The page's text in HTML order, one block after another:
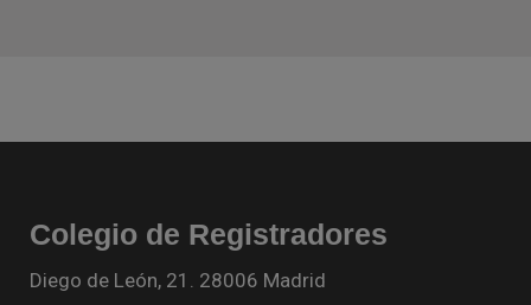
Colegio de Registradores
Diego de León, 21. 28006 Madrid